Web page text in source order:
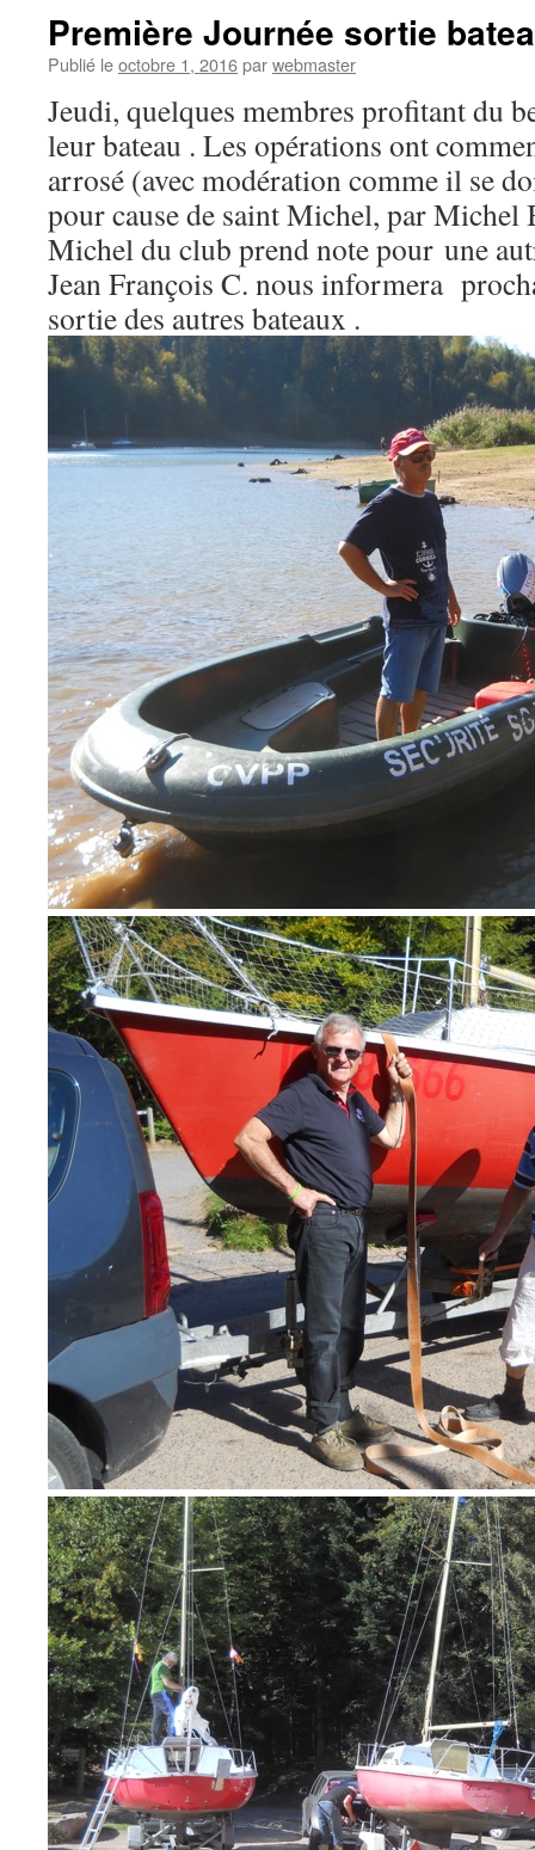
Première Journée sortie
Publié leoctobre 1, 2016parwebmaster
Jeudi, quelques membres profitant du
leur bateau . Les opérations ont
arrosé (avec modération comme il se
pour cause de saint Michel, par
Michel du club prend note pour une
Jean François C. nous informera
sortie des autres bateaux .